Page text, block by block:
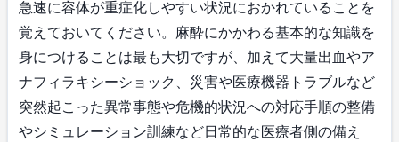
急速に容体が重症化しやすい状況におかれていることを
覚えておいてください。麻酔にかかわる基本的な知識を
身につけることは最も大切ですが、加えて大量出血やア
ナフィラキシーショック、災害や医療機器トラブルなど
突然起こった異常事態や危機的状況への対応手順の整備
やシミュレーション訓練など日常的な医療者側の備え